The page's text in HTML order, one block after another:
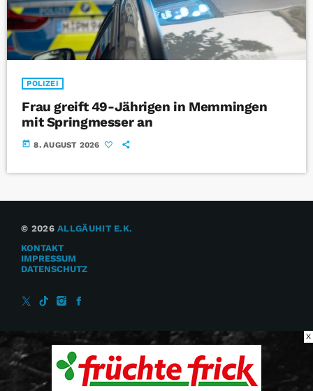
POLIZEI
Frau greift 49-Jährigen in Memmingen
mit Springmesser an
today 8. AUGUST 2026
© 2026ALLGÄUHIT E.K.
KONTAKT
IMPRESSUM
DATENSCHUTZ
X